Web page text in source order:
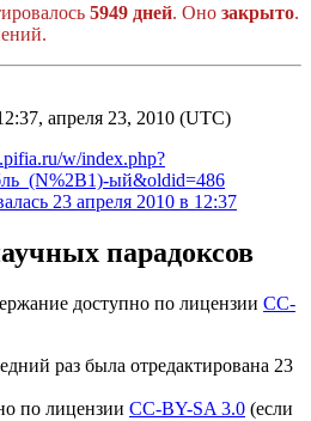
5949 дней. Оно закрыто.
апреля 23, 2010 (UTC)
w/index.php?
ый&oldid=486
23 апреля 2010 в 12:37
парадоксов
доступно по лицензии CC-
раз была отредактирована 23
по лицензии CC-BY-SA 3.0 (если